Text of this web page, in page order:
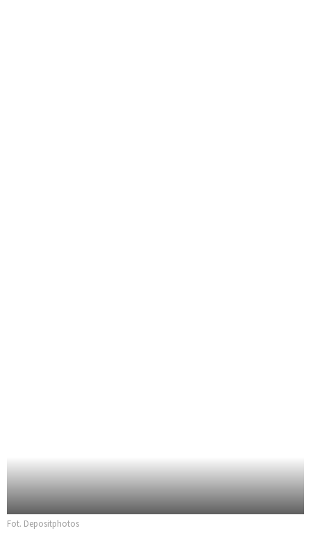
Fot. Depositphotos